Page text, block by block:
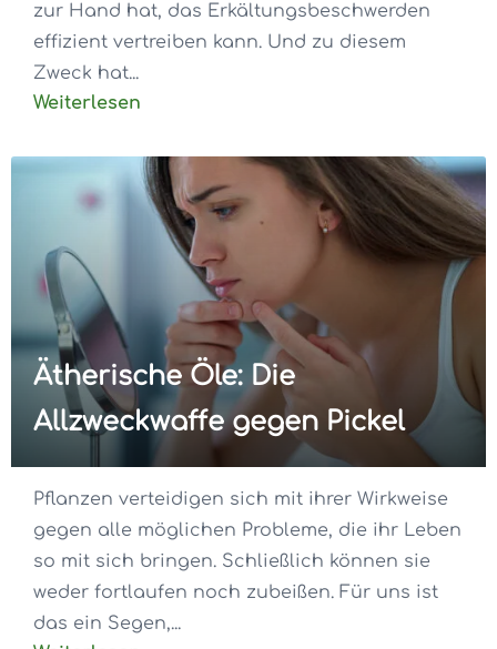
zur Hand hat, das Erkältungsbeschwerden
effizient vertreiben kann. Und zu diesem
Zweck hat...
Weiterlesen
Ätherische Öle: Die
Allzweckwaffe gegen Pickel
Pflanzen verteidigen sich mit ihrer Wirkweise
gegen alle möglichen Probleme, die ihr Leben
so mit sich bringen. Schließlich können sie
weder fortlaufen noch zubeißen. Für uns ist
das ein Segen,...